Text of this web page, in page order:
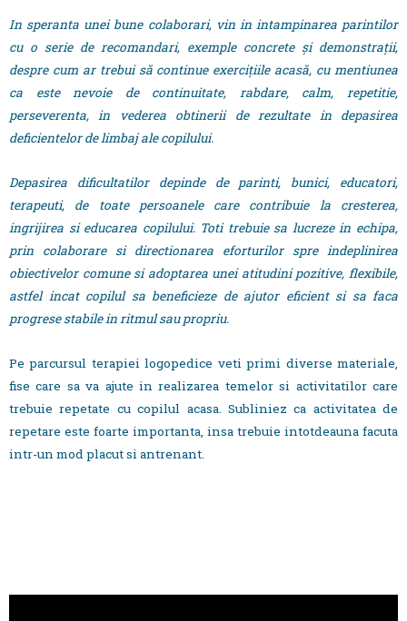
In speranta unei bune colaborari, vin in intampinarea parintilor
cu o serie de recomandari, exemple concrete şi demonstraţii,
despre cum ar trebui să continue exerciţiile acasă, cu mentiunea
ca este nevoie de continuitate, rabdare, calm, repetitie,
perseverenta, in vederea obtinerii de rezultate in depasirea
deficientelor de limbaj ale copilului.
Depasirea dificultatilor depinde de parinti, bunici, educatori,
terapeuti, de toate persoanele care contribuie la cresterea,
ingrijirea si educarea copilului. Toti trebuie sa lucreze in echipa,
prin colaborare si directionarea eforturilor spre indeplinirea
obiectivelor comune si adoptarea unei atitudini pozitive, flexibile,
astfel incat copilul sa beneficieze de ajutor eficient si sa faca
progrese stabile in ritmul sau propriu.
Pe parcursul terapiei logopedice veti primi diverse materiale,
fise care sa va ajute in realizarea temelor si activitatilor care
trebuie repetate cu copilul acasa. Subliniez ca activitatea de
repetare este foarte importanta, insa trebuie intotdeauna facuta
intr-un mod placut si antrenant.